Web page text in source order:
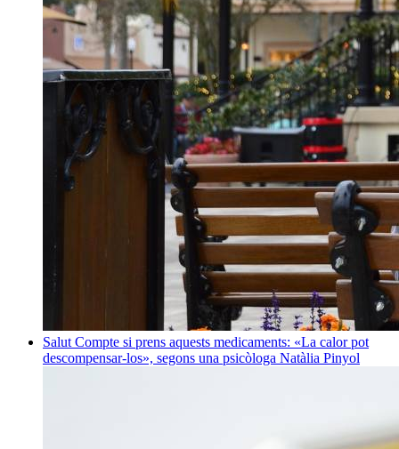
Salut Compte si prens aquests medicaments: «La calor pot
descompensar-los», segons una psicòloga Natàlia Pinyol